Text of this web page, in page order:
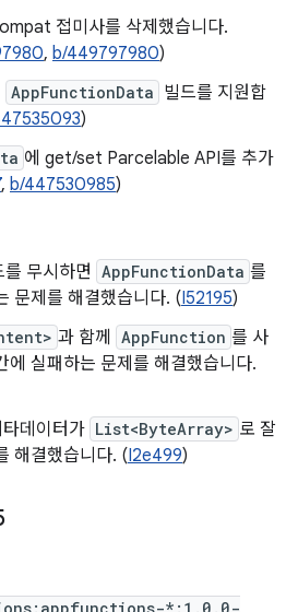
접미사를 삭제했습니다.
, b/449797980)
AppFunctionData 빌드를 지원합
)
에 get/set Parcelable API를 추가
, b/447530985)
무시하면 AppFunctionData 를
문제를 해결했습니다. (I52195)
과 함께 AppFunction 를 사
에 실패하는 문제를 해결했습니다.
데이터가 List<ByteArray> 로 잘
해결했습니다. (I2e499)